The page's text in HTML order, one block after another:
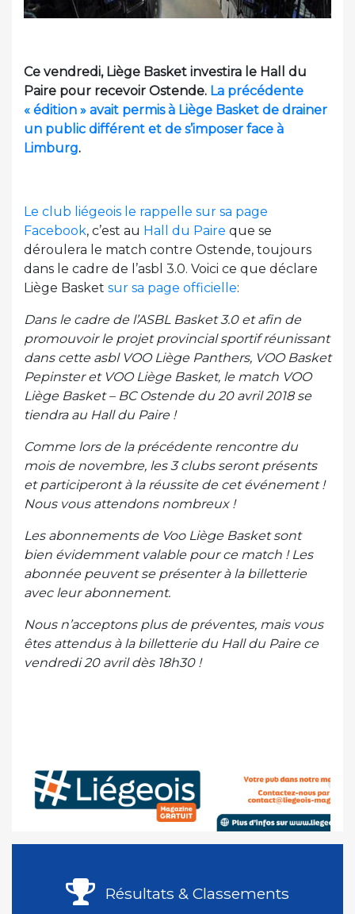
Ce vendredi, Liège Basket investira le Hall du
Paire pour recevoir Ostende. La précédente
« édition » avait permis à Liège Basket de drainer
un public différent et de s’imposer face à
Limburg.
Le club liégeois le rappelle sur sa page
Facebook, c’est au Hall du Paire que se
déroulera le match contre Ostende, toujours
dans le cadre de l’asbl 3.0. Voici ce que déclare
Liège Basket sur sa page officielle:
Dans le cadre de l’ASBL Basket 3.0 et afin de
promouvoir le projet provincial sportif réunissant
dans cette asbl VOO Liège Panthers, VOO Basket
Pepinster et VOO Liège Basket, le match VOO
Liège Basket – BC Ostende du 20 avril 2018 se
tiendra au Hall du Paire !
Comme lors de la précédente rencontre du
mois de novembre, les 3 clubs seront présents
et participeront à la réussite de cet événement !
Nous vous attendons nombreux !
Les abonnements de Voo Liège Basket sont
bien évidemment valable pour ce match ! Les
abonnée peuvent se présenter à la billetterie
avec leur abonnement.
Nous n’acceptons plus de préventes, mais vous
êtes attendus à la billetterie du Hall du Paire ce
vendredi 20 avril dès 18h30 !
Résultats & Classements